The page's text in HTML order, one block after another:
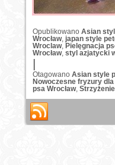
Opublikowano Asian
Wrocław, japan style
Wroclaw, Pielęgnacja
Wrocław, styl azjatycki
|
Otagowano Asian style
Nowoczesne fryzury
psa Wrocław,